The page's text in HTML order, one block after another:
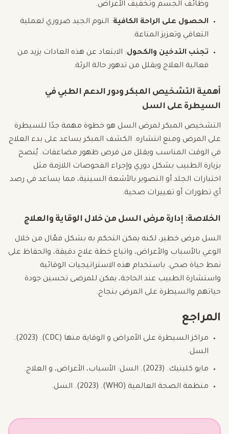
وظائف الجسم وتخفيف الأعراض.
الحصول على الراحة الكافية: النوم الجيد ضروري لعملية
التعافي وتعزيز المناعة.
تجنب التدخين والكحول: الابتعاد عن هذه العادات يزيد من
فعالية العلاج ويقلل من تدهور حالة الرئة.
أهمية التشخيص المبكر ودور الدعم الطبي في
السيطرة على السل
التشخيص المبكر لمرض السل هو خطوة مهمة جدًا للسيطرة
على المرض ومنع انتشاره. الكشف المبكر يساعد على بدء العلاج
في الوقت المناسب ويقلل من فرص ظهور مضاعفات. يُنصح
بزيارة الطبيب بشكل دوري وإجراء الفحوصات اللازمة مثل
اختبارات الجلد أو التصوير بالأشعة السينية، مما يساعد في رصد
أي تطورات أو تغييرات صحية.
الخلاصة: إدارة مرض السل من خلال الوقاية والعلاج
السل مرض خطير، لكنه يمكن التحكم به بشكل فعّال من خلال
الوعي بالأسباب والأعراض، واتباع خطة علاج دقيقة، والحفاظ على
نمط حياة صحي. باستخدام هذه الاستراتيجيات الوقائية
واستشارة الطبيب عند الحاجة، يمكن للمرضى تحسين جودة
حياتهم والسيطرة على المرض بنجاح.
المراجع
مراكز السيطرة على الأمراض و الوقاية منها (CDC). (2023).
السل.
مايو كلينيك. (2023). السل: الأسباب، الأعراض، و العلاج.
منظمة الصحة العالمية (WHO). (2023). السل.